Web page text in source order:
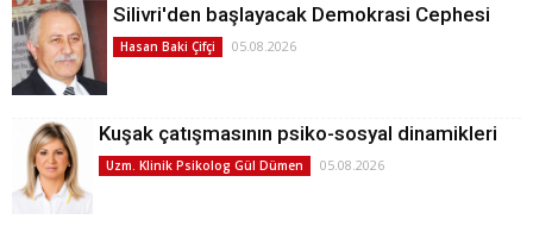
Silivri'den başlayacak Demokrasi Cephesi
Hasan Baki Çifçi 05.08.2026
Kuşak çatışmasının psiko-sosyal dinamikleri
Uzm. Klinik Psikolog Gül Dümen 05.08.2026